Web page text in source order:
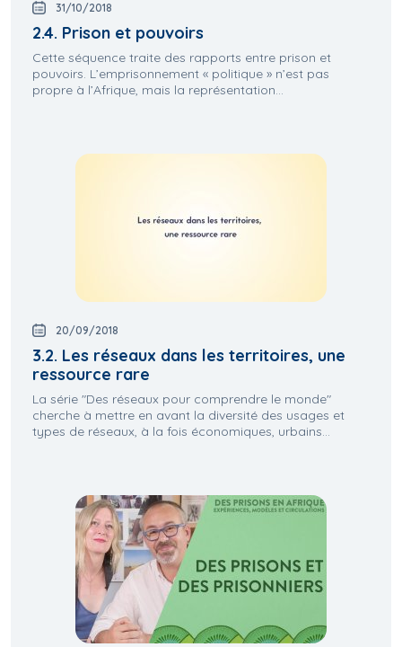
31/10/2018
2.4. Prison et pouvoirs
Cette séquence traite des rapports entre prison et
pouvoirs. L’emprisonnement « politique » n’est pas
propre à l’Afrique, mais la représentation...
20/09/2018
3.2. Les réseaux dans les territoires, une
ressource rare
La série "Des réseaux pour comprendre le monde"
cherche à mettre en avant la diversité des usages et
types de réseaux, à la fois économiques, urbains...